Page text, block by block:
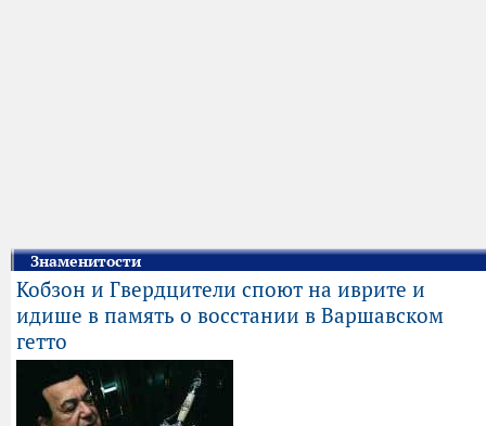
Знаменитости
Кобзон и Гвердцители споют на иврите и
идише в память о восстании в Варшавском
гетто